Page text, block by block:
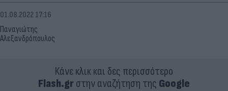
Παναγιώτης
Αλεξανδρόπουλος
01.08.2022 17:16
Κάνε κλικ και δες περισσότερο
Flash.grστην αναζήτηση της Google